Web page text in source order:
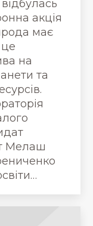
акція
має
на
та
Мелаш